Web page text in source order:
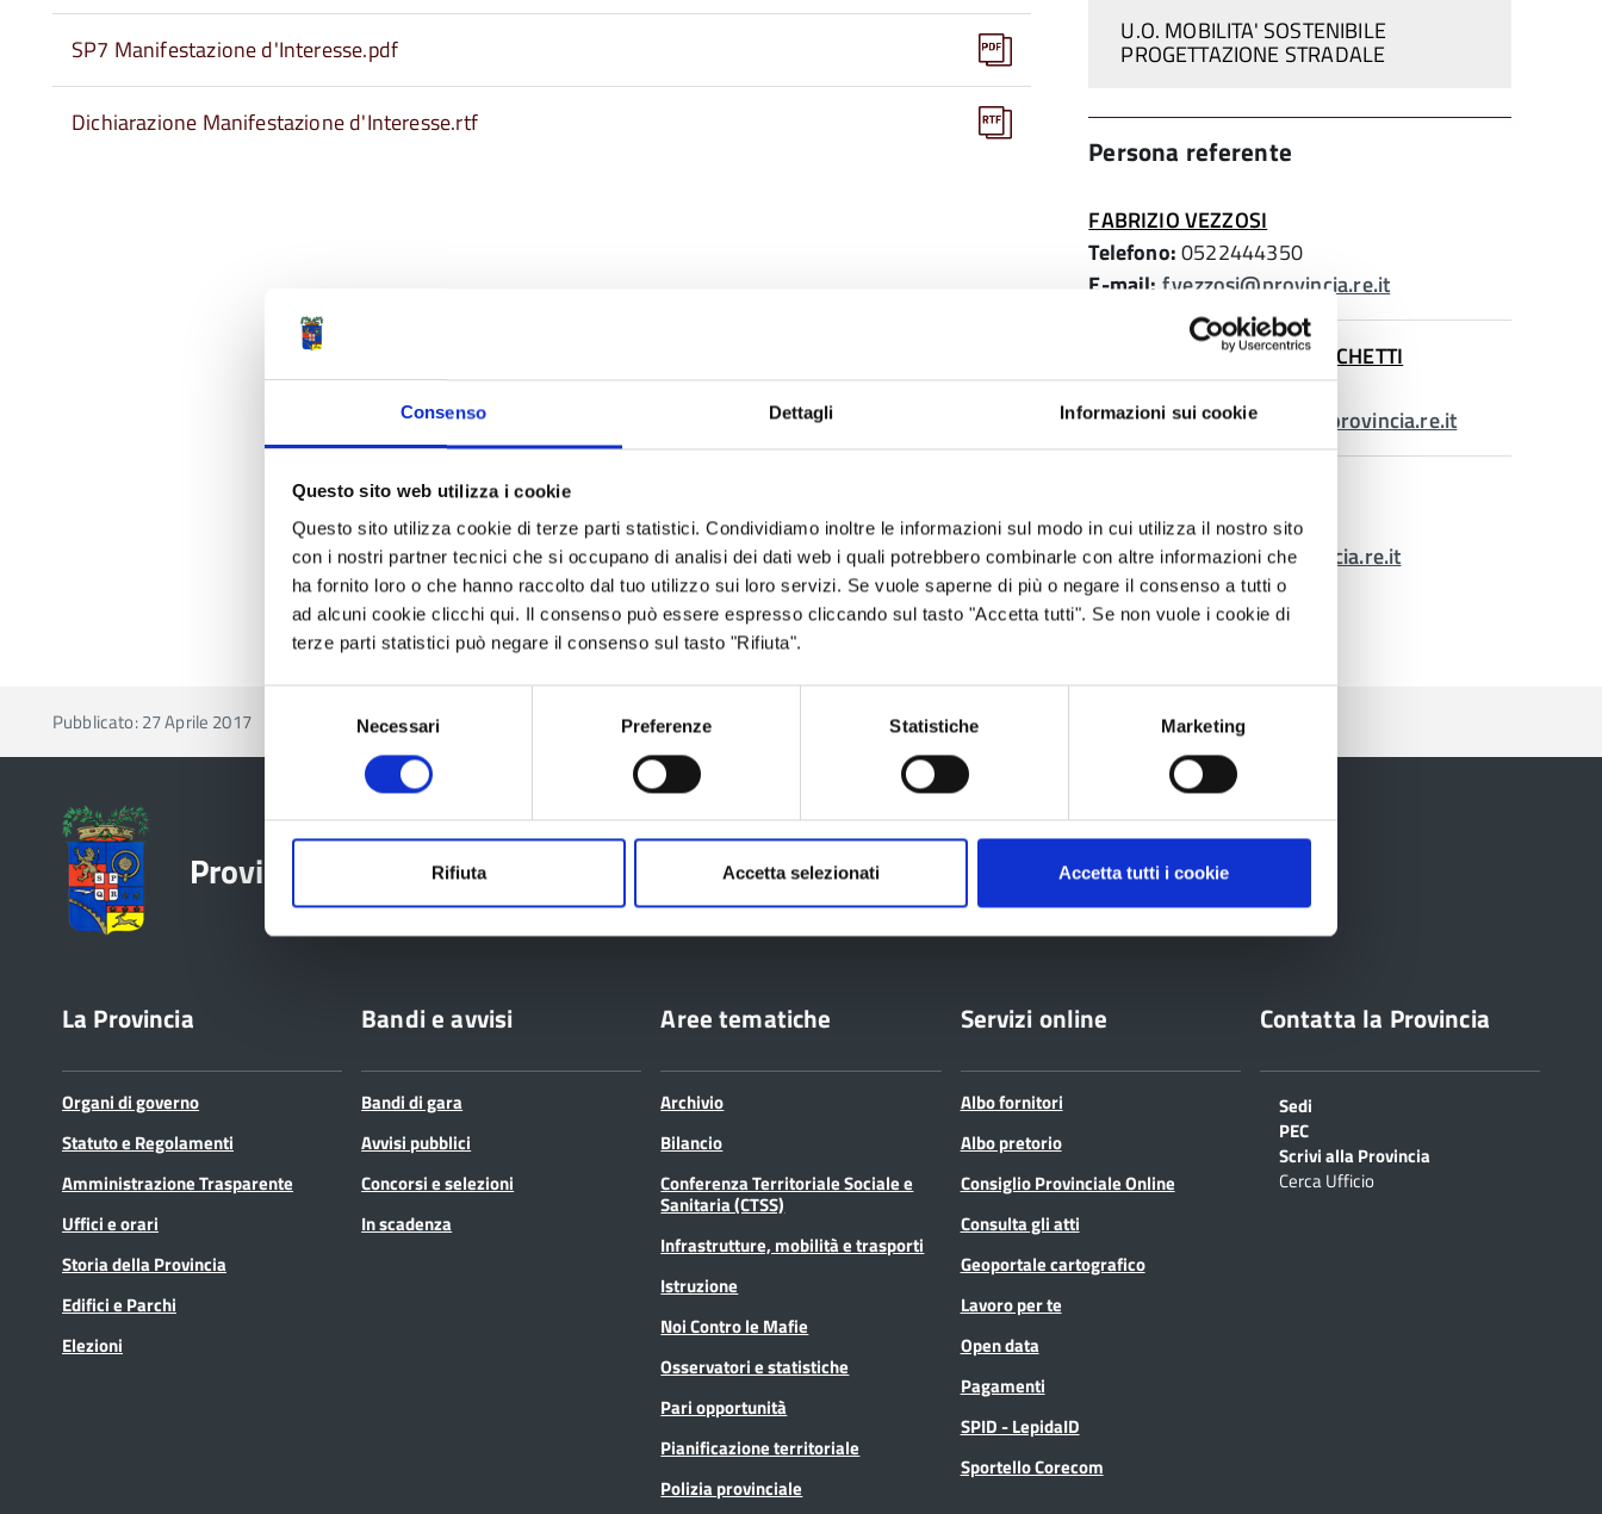
Consenso Dettagli Informazioni sui cookie
Questo sito web utilizza i cookie
Questo sito utilizza cookie di terze parti statistici. Condividiamo inoltre le informazioni sul modo in cui utilizza il nostro sito
con i nostri partner tecnici che si occupano di analisi dei dati web i quali potrebbero combinarle con altre informazioni che
ha fornito loro o che hanno raccolto dal tuo utilizzo sui loro servizi. Se vuole saperne di più o negare il consenso a tutti o
ad alcuni cookie clicchi qui. Il consenso può essere espresso cliccando sul tasto "Accetta tutti". Se non vuole i cookie di
terze parti statistici può negare il consenso sul tasto "Rifiuta".
consenso
Necessari Preferenze Statistiche Marketing
Rifiuta Accetta selezionati Accetta tutti i cookie
SP7 Manifestazione d'Interesse.pdf
Dichiarazione Manifestazione d'Interesse.rtf
U.O. MOBILITA' SOSTENIBILE
PROGETTAZIONE STRADALE
Persona referente
FABRIZIO VEZZOSI
Telefono:0522444350
E-mail: f.vezzosi@provincia.re.it
MARIACRISTINA FRANCESCHETTI
Telefono:0522444811
E-mail:m.franceschetti@provincia.re.it
Telefono:0522444376
E-mail: p.mattioli@provincia.re.it
Pubblicato: 27 Aprile 2017
Provincia di Reggio Emilia
La Provincia
Organi di governo
Statuto e Regolamenti
Amministrazione Trasparente
Uffici e orari
Storia della Provincia
Edifici e Parchi
Elezioni
Bandi e avvisi
Bandi di gara
Avvisi pubblici
Concorsi e selezioni
In scadenza
Aree tematiche
Archivio
Bilancio
Conferenza Territoriale Sociale e
Sanitaria (CTSS)
Infrastrutture, mobilità e trasporti
Istruzione
Noi Contro le Mafie
Osservatori e statistiche
Pari opportunità
Pianificazione territoriale
Polizia provinciale
Servizi online
Albo fornitori
Albo pretorio
Consiglio Provinciale Online
Consulta gli atti
Geoportale cartografico
Lavoro per te
Open data
Pagamenti
SPID - LepidaID
Sportello Corecom
Contatta la Provincia
Sedi
PEC
Scrivi alla Provincia
Cerca Ufficio